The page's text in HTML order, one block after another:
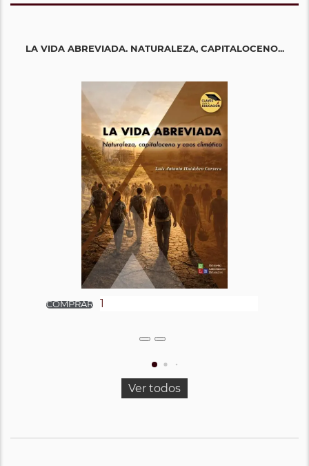
LA VIDA ABREVIADA. NATURALEZA, CAPITALOCENO...
Ver todos